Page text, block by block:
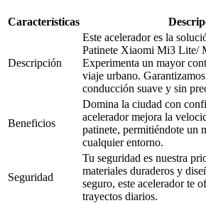
Características
Descripción
Este acelerador es la
Patinete Xiaomi Mi3 Lite/
Experimenta un mayor
viaje urbano.
conducción suave y sin
Beneficios
Domina la ciudad con
acelerador mejora la
patinete, permitiéndote un
cualquier entorno.
Seguridad
Tu seguridad es nuestra
materiales duraderos y
seguro, este acelerador te
trayectos diarios.